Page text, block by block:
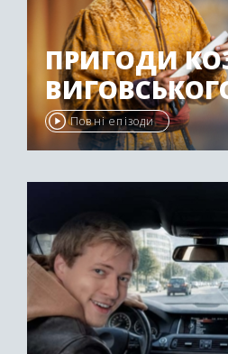
ПРИГОДИ
Повні епізоди